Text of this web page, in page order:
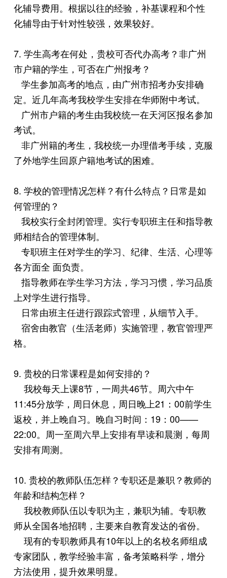
化辅导费用。根据以往的经验，补基课程和个性
化辅导由于针对性较强，效果较好。
7. 学生高考在何处，贵校可否代办高考？非广州
市户籍的学生，可否在广州报考？
学生参加高考的地点，由广州市招考办安排确
定。近几年高考我校学生安排在华师附中考试。
广州市户籍的考生由我校统一在天河区报名参加
考试。
非广州籍的考生，我校统一办理借考手续，克服
了外地学生回原户籍地考试的困难。
8. 学校的管理情况怎样？有什么特点？日常是如
何管理的？
我校实行全封闭管理。实行专职班主任和指导教
师相结合的管理体制。
专职班主任对学生的学习、纪律、生活、心理等
各方面全 面负责。
指导教师在学生学习方法，学习习惯，学习品质
上对学生进行指导。
日常由班主任进行跟踪式管理，从细节入手。
宿舍由教官（生活老师）实施管理，教官管理严
格。
9. 贵校的日常课程是如何安排的？
我校每天上课8节，一周共46节。周六中午
11:45分放学，周日休息，周日晚上21：00前学生
返校，并上晚自习。晚自习时间：19：00——
22:00。周一至周六早上安排有早读和晨测，每周
安排有周测。
10. 贵校的教师队伍怎样？专职还是兼职？教师的
年龄和结构怎样？
我校教师队伍以专职为主，兼职为辅。专职教
师从全国各地招聘，主要来自教育发达的省份。
现有的专职教师具有10年以上的名校名师组成
专家团队，教学经验丰富，备考策略科学，增分
方法使用，提升效果明显。